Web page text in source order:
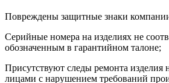
Повреждены защитные знаки
Серийные номера на изделиях не
обозначенным в гарантийном талоне;
Присутствуют следы ремонта
лицами с нарушением требований